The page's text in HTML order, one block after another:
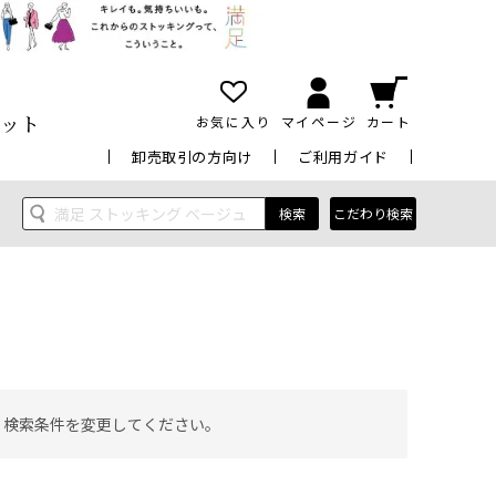
ト お気に入り マイページ カート
卸売取引の方向け ご利用ガイド
検索 こだわり検索
索条件を変更してください。